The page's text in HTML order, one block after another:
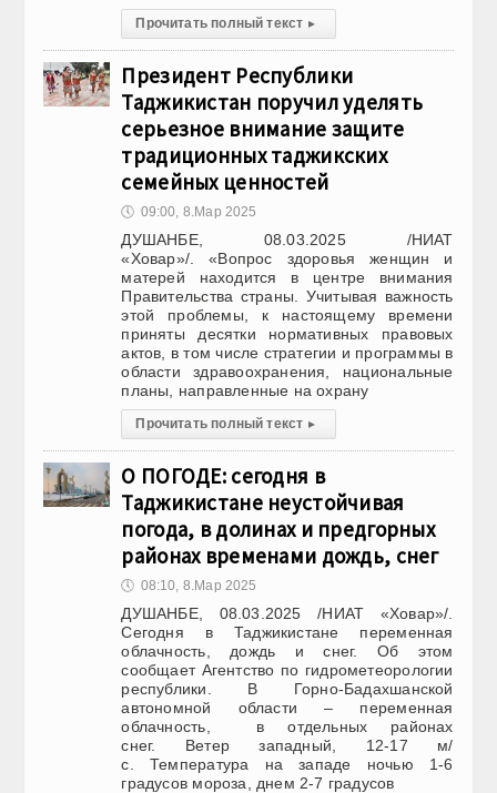
Прочитать полный текст ▸
Президент Республики
Таджикистан поручил уделять
серьезное внимание защите
традиционных таджикских
семейных ценностей
🕔 09:00, 8.Мар 2025
ДУШАНБЕ, 08.03.2025 /НИАТ
«Ховар»/. «Вопрос здоровья женщин и
матерей находится в центре внимания
Правительства страны. Учитывая важность
этой проблемы, к настоящему времени
приняты десятки нормативных правовых
актов, в том числе стратегии и программы в
области здравоохранения, национальные
планы, направленные на охрану
Прочитать полный текст ▸
О ПОГОДЕ: сегодня в
Таджикистане неустойчивая
погода, в долинах и предгорных
районах временами дождь, снег
🕔 08:10, 8.Мар 2025
ДУШАНБЕ, 08.03.2025 /НИАТ «Ховар»/.
Сегодня в Таджикистане переменная
облачность, дождь и снег. Об этом
сообщает Агентство по гидрометеорологии
республики. В Горно-Бадахшанской
автономной области – переменная
облачность, в отдельных районах
снег. Ветер западный, 12-17 м/
с. Температура на западе ночью 1-6
градусов мороза, днем 2-7 градусов